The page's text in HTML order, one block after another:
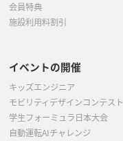
会員特典
施設利用料割引
イベントの開催
キッズエンジニア
モビリティデザインコンテスト
学生フォーミュラ日本大会
自動運転AIチャレンジ